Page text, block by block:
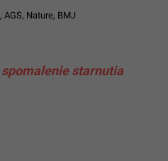
, AGS, Nature, BMJ
spomalenie starnutia